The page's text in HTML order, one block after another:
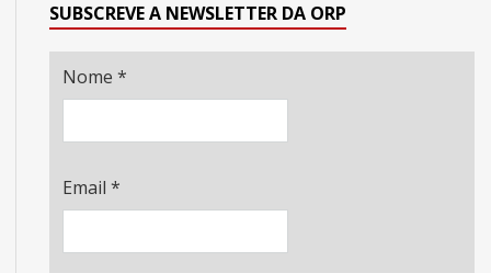
SUBSCREVE A NEWSLETTER DA ORP
Nome *
Email *